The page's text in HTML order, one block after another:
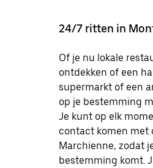
24/7 ritten in
Of je nu lokale
ontdekken of een
supermarkt of een
op je bestemming
Je kunt op elk
contact komen
Marchienne, zodat
bestemming komt.